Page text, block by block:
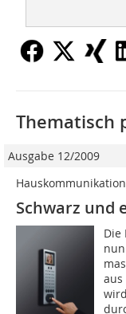
Thematisch
Ausgabe 12/2009
Hauskommunikation
Schwarz und
Die
aus